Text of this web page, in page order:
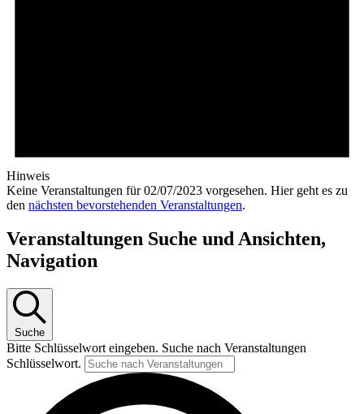
Hinweis
Keine Veranstaltungen für 02/07/2023 vorgesehen. Hier geht es zu
den nächsten bevorstehenden Veranstaltungen.
Veranstaltungen Suche und Ansichten,
Navigation
Suche
Bitte Schlüsselwort eingeben. Suche nach Veranstaltungen
Schlüsselwort.